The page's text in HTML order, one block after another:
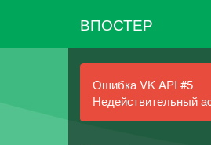
ВПОСТЕР
Ошибка VK API #5
Недействительный